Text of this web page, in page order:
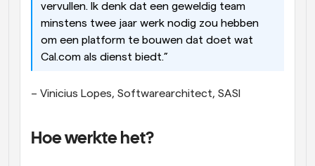
vervullen. Ik denk dat een geweldig team
minstens twee jaar werk nodig zou hebben
om een platform te bouwen dat doet wat
Cal.com als dienst biedt.”
– Vinicius Lopes, Softwarearchitect, SASI
Hoe werkte het?